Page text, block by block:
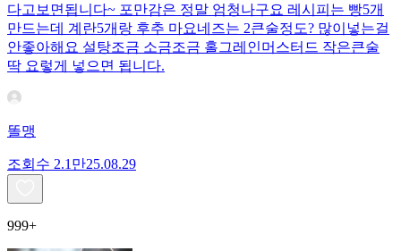
다고보면됩니다~ 포만감은 정말 엄청나구요 레시피는 빵5개
만드는데 계란5개랑 후추 마요네즈는 2큰술정도? 많이넣는걸
안좋아해요 설탕조금 소금조금 홀그레인머스터드 작은큰술
딱 요렇게 넣으면 됩니다.
똘맹
조회수 2.1만25.08.29
999+